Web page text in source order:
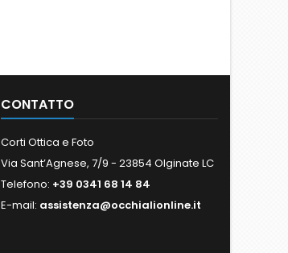
CONTATTO
Corti Ottica e Foto
Via Sant’Agnese, 7/9 - 23854 Olginate LC
Telefono: +39 0341 68 14 84
E-mail: assistenza@occhialionline.it